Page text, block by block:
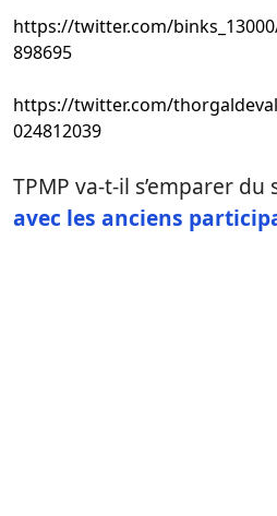
https://twitter.com/
898695
https://twitter.com/
024812039
TPMP va-t-il s’emparer du
avec les anciens